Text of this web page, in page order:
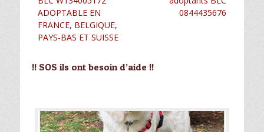
ADOPTABLE EN
FRANCE, BELGIQUE,
PAYS-BAS ET SUISSE
0844435676
!! SOS ils ont besoin d’aide !!